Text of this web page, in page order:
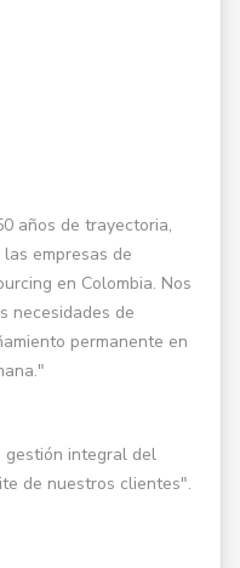
años de trayectoria,
empresas de
en Colombia. Nos
necesidades de
permanente en
gestión integral del
de nuestros clientes".